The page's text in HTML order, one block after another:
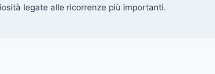
legate alle ricorrenze più importanti.